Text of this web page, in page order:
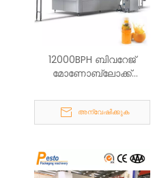
12000BPH ബിവറേജ്
മോണോബ്ലോക്ക്
ക്യാപ്പിംഗ് മെഷീൻ
അന്വേഷിക്കുക